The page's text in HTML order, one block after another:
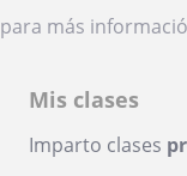
para más
Mis clases
Imparto clases